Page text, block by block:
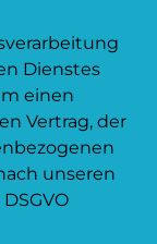
Dienstes
einen
Vertrag, der
unseren